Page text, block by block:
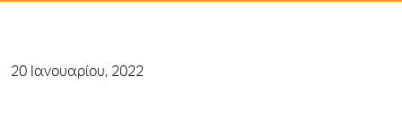
20 Ιανουαρίου, 2022